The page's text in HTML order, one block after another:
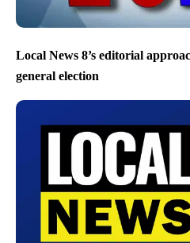
Local News 8’s editorial
general election